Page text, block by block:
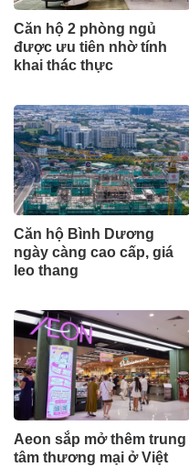
Căn hộ 2 phòng ngủ
được ưu tiên nhờ tính
khai thác thực
Căn hộ Bình Dương
ngày càng cao cấp, giá
leo thang
Aeon sắp mở thêm trung
tâm thương mại ở Việt